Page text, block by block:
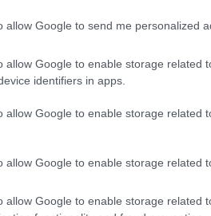
allow Google to send me personalized
allow Google to enable storage related
identifiers in apps.
allow Google to enable storage related
allow Google to enable storage related
allow Google to enable storage related
menthet
éves nőgyógyászati
olyan betegségeket is időben
még jól kezelhetők.
lehet többek között a
ultrahang, valamint
az emlőultrahang és
és a